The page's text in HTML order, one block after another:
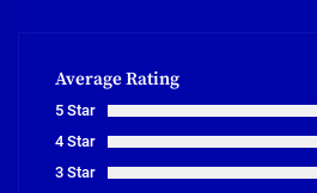
Average Rating
5 Star
4 Star
3 Star